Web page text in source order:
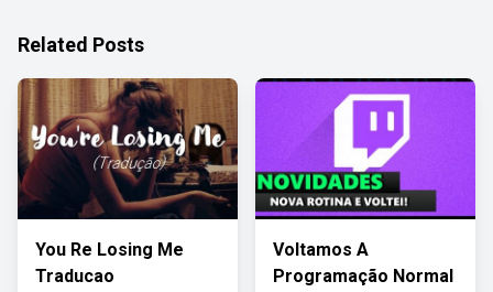
Related Posts
You Re Losing Me
Traducao
Voltamos A
Programação Normal